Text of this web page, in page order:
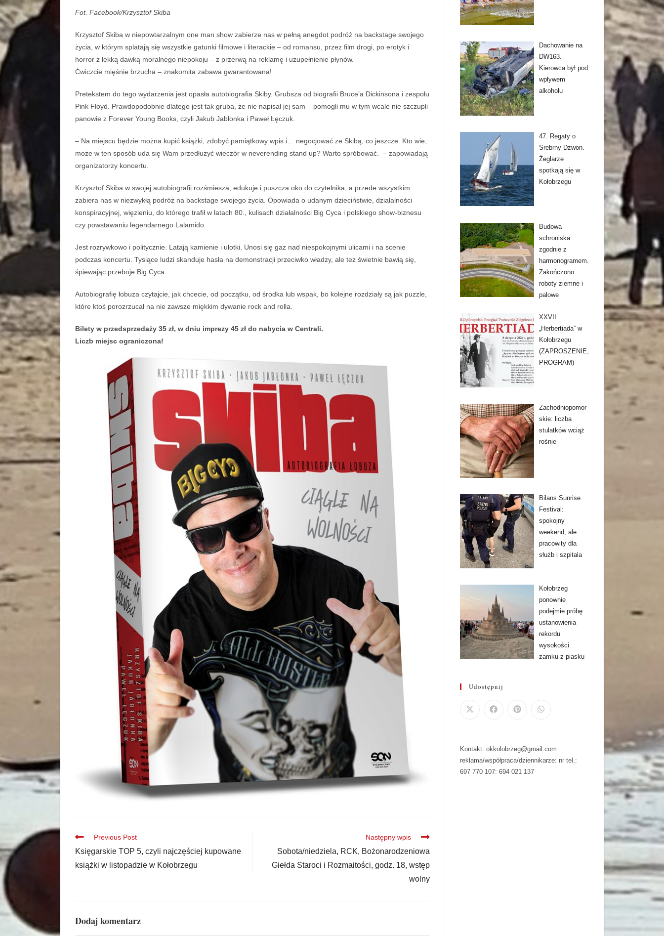
Fot. Facebook/Krzysztof Skiba
Krzysztof Skiba w niepowtarzalnym one man show zabierze nas w pełną anegdot podróż na backstage swojego
życia, w którym splatają się wszystkie gatunki filmowe i literackie – od romansu, przez film drogi, po erotyk i
horror z lekką dawką moralnego niepokoju – z przerwą na reklamę i uzupełnienie płynów.
Ćwiczcie mięśnie brzucha – znakomita zabawa gwarantowana!
Pretekstem do tego wydarzenia jest opasła autobiografia Skiby. Grubsza od biografii Bruce’a Dickinsona i zespołu
Pink Floyd. Prawdopodobnie dlatego jest tak gruba, że nie napisał jej sam – pomogli mu w tym wcale nie szczupli
panowie z Forever Young Books, czyli Jakub Jabłonka i Paweł Łęczuk.
– Na miejscu będzie można kupić książki, zdobyć pamiątkowy wpis i… negocjować ze Skibą, co jeszcze. Kto wie,
może w ten sposób uda się Wam przedłużyć wieczór w neverending stand up? Warto spróbować. – zapowiadają
organizatorzy koncertu.
Krzysztof Skiba w swojej autobiografii rozśmiesza, edukuje i puszcza oko do czytelnika, a przede wszystkim
zabiera nas w niezwykłą podróż na backstage swojego życia. Opowiada o udanym dzieciństwie, działalności
konspiracyjnej, więzieniu, do którego trafił w latach 80., kulisach działalności Big Cyca i polskiego show-biznesu
czy powstawaniu legendarnego Lalamido.
Jest rozrywkowo i politycznie. Latają kamienie i ulotki. Unosi się gaz nad niespokojnymi ulicami i na scenie
podczas koncertu. Tysiące ludzi skanduje hasła na demonstracji przeciwko władzy, ale też świetnie bawią się,
śpiewając przeboje Big Cyca
Autobiografię łobuza czytajcie, jak chcecie, od początku, od środka lub wspak, bo kolejne rozdziały są jak puzzle,
które ktoś porozrzucał na nie zawsze miękkim dywanie rock and rolla.
Bilety w przedsprzedaży 35 zł, w dniu imprezy 45 zł do nabycia w Centrali.
Liczb miejsc ograniczona!
Previous Post
Księgarskie TOP 5, czyli najczęściej kupowane
książki w listopadzie w Kołobrzegu
Następny wpis
Sobota/niedziela, RCK, Bożonarodzeniowa
Giełda Staroci i Rozmaitości, godz. 18, wstęp
wolny
Dodaj komentarz
Dachowanie na
DW163.
Kierowca był pod
wpływem
alkoholu
47. Regaty o
Srebrny Dzwon.
Żeglarze
spotkają się w
Kołobrzegu
Budowa
schroniska
zgodnie z
harmonogramem.
Zakończono
roboty ziemne i
palowe
XXVII
„Herbertiada” w
Kołobrzegu
(ZAPROSZENIE,
PROGRAM)
Zachodniopomor
skie: liczba
stulatków wciąż
rośnie
Bilans Sunrise
Festival:
spokojny
weekend, ale
pracowity dla
służb i szpitala
Kołobrzeg
ponownie
podejmie próbę
ustanowienia
rekordu
wysokości
zamku z piasku
Udostępnij
Kontakt: okkolobrzeg@gmail.com
reklama/współpraca/dziennikarze: nr tel.:
697 770 107: 694 021 137